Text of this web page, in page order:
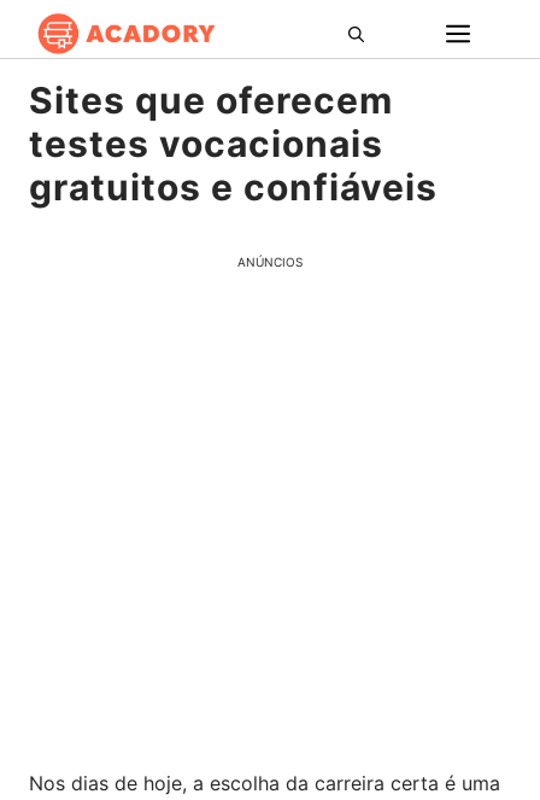
Pular
para
conteúdo
Sites que oferecem
testes vocacionais
gratuitos e confiáveis
ANÚNCIOS
Nos dias de hoje, a escolha da carreira certa é uma